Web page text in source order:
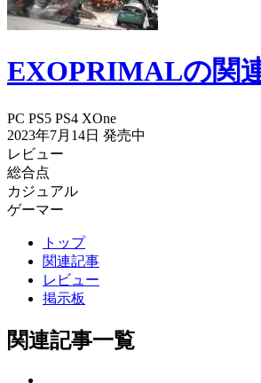
EXOPRIMALの関
PC PS5 PS4 XOne
2023年7月14日 発売中
レビュー
総合点
カジュアル
ゲーマー
トップ
関連記事
レビュー
掲示板
関連記事一覧